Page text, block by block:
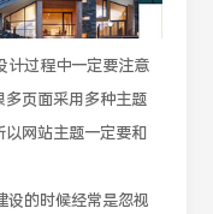
过程中一定要注意
多页面采用多种主题
网站主题一定要和
的时候经常是忽视